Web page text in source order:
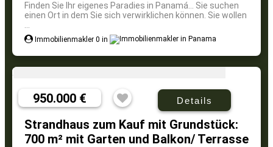
Finden Sie Ihr eigenes Paradies in Panamá... Sie suchen
einen Ort in dem Sie sich verwirklichen können. Sie wollen
Immobilienmakler 0 in
950.000 € Details
Strandhaus zum Kauf mit Grundstück:
700 m² mit Garten und Balkon/ Terrasse